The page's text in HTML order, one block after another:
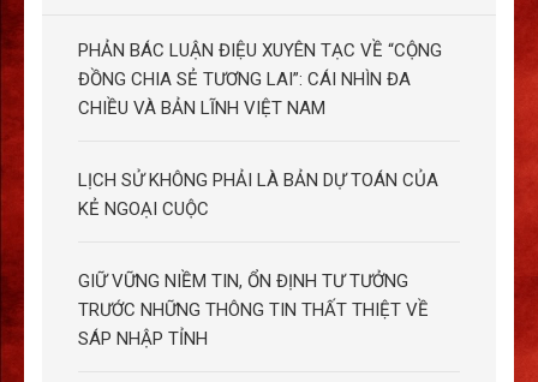
PHẢN BÁC LUẬN ĐIỆU XUYÊN TẠC VỀ “CỘNG
ĐỒNG CHIA SẺ TƯƠNG LAI”: CÁI NHÌN ĐA
CHIỀU VÀ BẢN LĨNH VIỆT NAM
LỊCH SỬ KHÔNG PHẢI LÀ BẢN DỰ TOÁN CỦA
KẺ NGOẠI CUỘC
GIỮ VỮNG NIỀM TIN, ỔN ĐỊNH TƯ TƯỞNG
TRƯỚC NHỮNG THÔNG TIN THẤT THIỆT VỀ
SÁP NHẬP TỈNH